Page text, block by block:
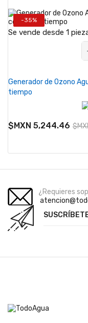
-35%
Se vende desde 1
Generador de Ozono
tiempo
$MXN 5,244.46
¿Requieres